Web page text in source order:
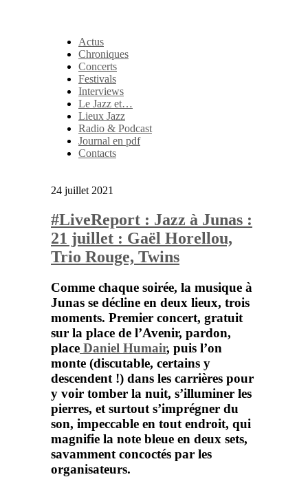
Actus
Chroniques
Concerts
Festivals
Interviews
Le Jazz et…
Lieux Jazz
Radio & Podcast
Journal en pdf
Contacts
24 juillet 2021
#LiveReport : Jazz à Junas :
21 juillet : Gaël Horellou,
Trio Rouge, Twins
Comme chaque soirée, la musique à
Junas se décline en deux lieux, trois
moments. Premier concert, gratuit
sur la place de l’Avenir, pardon,
place Daniel Humair, puis l’on
monte (discutable, certains y
descendent !) dans les carrières pour
y voir tomber la nuit, s’illuminer les
pierres, et surtout s’imprégner du
son, impeccable en tout endroit, qui
magnifie la note bleue en deux sets,
savamment concoctés par les
organisateurs.